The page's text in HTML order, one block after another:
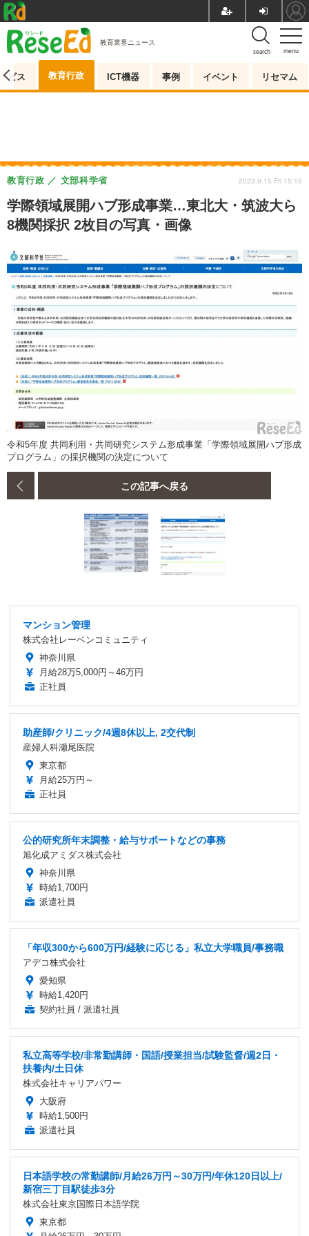
menu
search
教育業界ニュース
ビス 教育行政 ICT機器 事例 イベント リセマム
学際領域展開ハブ形成事業…東北大・筑波大ら
8機関採択 2枚目の写真・画像
教育行政 文部科学省 2023.9.15 Fri 15:15
令和5年度 共同利用・共同研究システム形成事業「学際領域展開ハブ形成
プログラム」の採択機関の決定について
この記事へ戻る
マンション管理
株式会社レーベンコミュニティ
神奈川県
月給28万5,000円～46万円
正社員
助産師/クリニック/4週8休以上, 2交代制
産婦人科瀬尾医院
東京都
月給25万円～
正社員
公的研究所年末調整・給与サポートなどの事務
旭化成アミダス株式会社
神奈川県
時給1,700円
派遣社員
「年収300から600万円/経験に応じる」私立大学職員/事務職
アデコ株式会社
愛知県
時給1,420円
契約社員 / 派遣社員
私立高等学校/非常勤講師・国語/授業担当/試験監督/週2日・
扶養内/土日休
株式会社キャリアパワー
大阪府
時給1,500円
派遣社員
日本語学校の常勤講師/月給26万円～30万円/年休120日以上/
新宿三丁目駅徒歩3分
株式会社東京国際日本語学院
東京都